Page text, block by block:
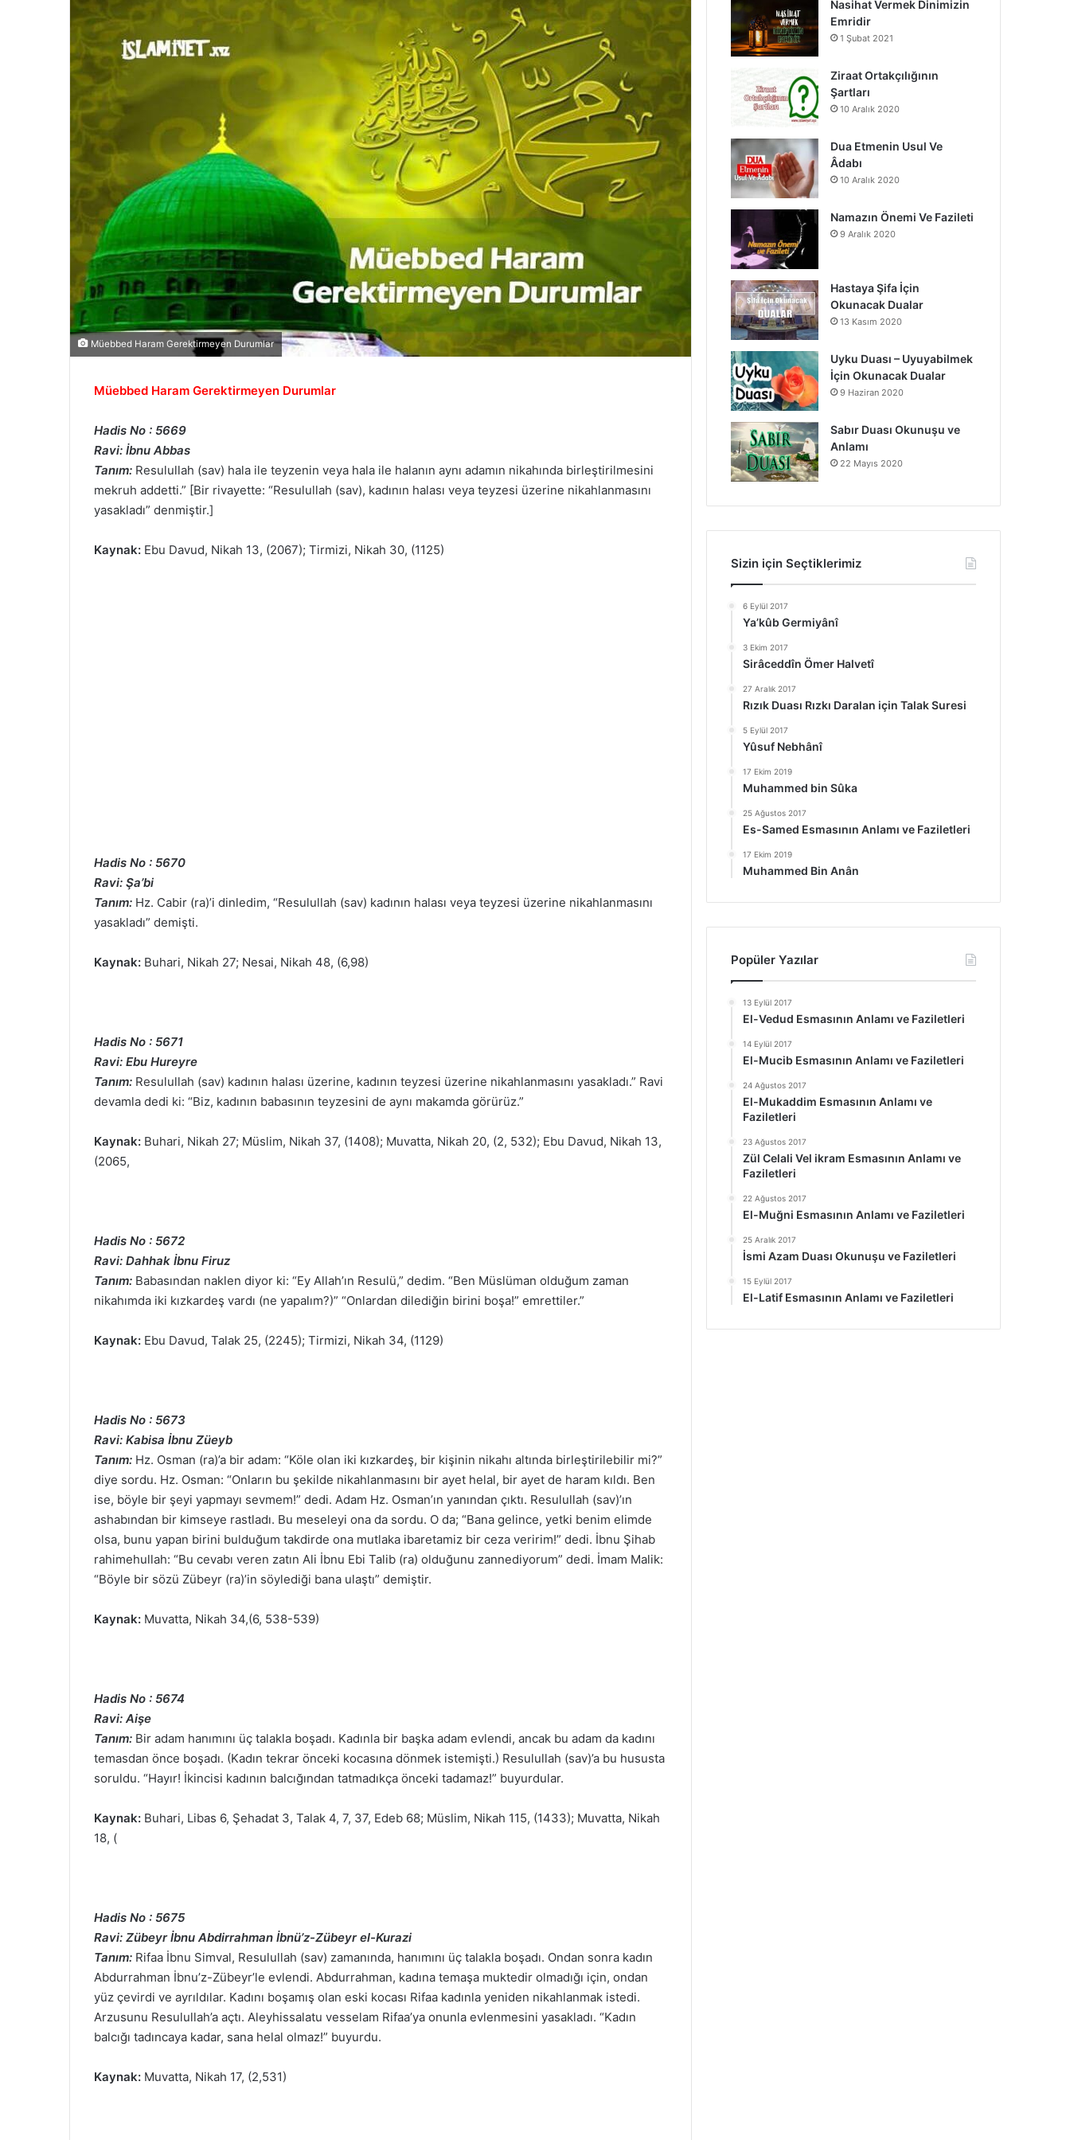
Müebbed Haram Gerektirmeyen Durumlar
Müebbed Haram Gerektirmeyen Durumlar
Hadis No : 5669
Ravi: İbnu Abbas
Tanım: Resulullah (sav) hala ile teyzenin veya hala ile halanın aynı adamın nikahında birleştirilmesini
mekruh addetti.” [Bir rivayette: “Resulullah (sav), kadının halası veya teyzesi üzerine nikahlanmasını
yasakladı” denmiştir.]
Kaynak: Ebu Davud, Nikah 13, (2067); Tirmizi, Nikah 30, (1125)
Hadis No : 5670
Ravi: Şa’bi
Tanım: Hz. Cabir (ra)’i dinledim, “Resulullah (sav) kadının halası veya teyzesi üzerine nikahlanmasını
yasakladı” demişti.
Kaynak: Buhari, Nikah 27; Nesai, Nikah 48, (6,98)
Hadis No : 5671
Ravi: Ebu Hureyre
Tanım: Resulullah (sav) kadının halası üzerine, kadının teyzesi üzerine nikahlanmasını yasakladı.” Ravi
devamla dedi ki: “Biz, kadının babasının teyzesini de aynı makamda görürüz.”
Kaynak: Buhari, Nikah 27; Müslim, Nikah 37, (1408); Muvatta, Nikah 20, (2, 532); Ebu Davud, Nikah 13,
(2065,
Hadis No : 5672
Ravi: Dahhak İbnu Firuz
Tanım: Babasından naklen diyor ki: “Ey Allah’ın Resulü,” dedim. “Ben Müslüman olduğum zaman
nikahımda iki kızkardeş vardı (ne yapalım?)” “Onlardan dilediğin birini boşa!” emrettiler.”
Kaynak: Ebu Davud, Talak 25, (2245); Tirmizi, Nikah 34, (1129)
Hadis No : 5673
Ravi: Kabisa İbnu Züeyb
Tanım: Hz. Osman (ra)’a bir adam: “Köle olan iki kızkardeş, bir kişinin nikahı altında birleştirilebilir mi?”
diye sordu. Hz. Osman: “Onların bu şekilde nikahlanmasını bir ayet helal, bir ayet de haram kıldı. Ben
ise, böyle bir şeyi yapmayı sevmem!” dedi. Adam Hz. Osman’ın yanından çıktı. Resulullah (sav)’ın
ashabından bir kimseye rastladı. Bu meseleyi ona da sordu. O da; “Bana gelince, yetki benim elimde
olsa, bunu yapan birini bulduğum takdirde ona mutlaka ibaretamiz bir ceza veririm!” dedi. İbnu Şihab
rahimehullah: “Bu cevabı veren zatın Ali İbnu Ebi Talib (ra) olduğunu zannediyorum” dedi. İmam Malik:
“Böyle bir sözü Zübeyr (ra)’in söylediği bana ulaştı” demiştir.
Kaynak: Muvatta, Nikah 34,(6, 538-539)
Hadis No : 5674
Ravi: Aişe
Tanım: Bir adam hanımını üç talakla boşadı. Kadınla bir başka adam evlendi, ancak bu adam da kadını
temasdan önce boşadı. (Kadın tekrar önceki kocasına dönmek istemişti.) Resulullah (sav)’a bu hususta
soruldu. “Hayır! İkincisi kadının balcığından tatmadıkça önceki tadamaz!” buyurdular.
Kaynak: Buhari, Libas 6, Şehadat 3, Talak 4, 7, 37, Edeb 68; Müslim, Nikah 115, (1433); Muvatta, Nikah
18, (
Hadis No : 5675
Ravi: Zübeyr İbnu Abdirrahman İbnü’z-Zübeyr el-Kurazi
Tanım: Rifaa İbnu Simval, Resulullah (sav) zamanında, hanımını üç talakla boşadı. Ondan sonra kadın
Abdurrahman İbnu’z-Zübeyr’le evlendi. Abdurrahman, kadına temaşa muktedir olmadığı için, ondan
yüz çevirdi ve ayrıldılar. Kadını boşamış olan eski kocası Rifaa kadınla yeniden nikahlanmak istedi.
Arzusunu Resulullah’a açtı. Aleyhissalatu vesselam Rifaa’ya onunla evlenmesini yasakladı. “Kadın
balcığı tadıncaya kadar, sana helal olmaz!” buyurdu.
Kaynak: Muvatta, Nikah 17, (2,531)
o
o
k
b
g
a
Nasihat Vermek Dinimizin
Emridir
1 Şubat 2021
Ziraat Ortakçılığının
Şartları
10 Aralık 2020
Dua Etmenin Usul Ve
Âdabı
10 Aralık 2020
Namazın Önemi Ve Fazileti
9 Aralık 2020
Hastaya Şifa İçin
Okunacak Dualar
13 Kasım 2020
Uyku Duası – Uyuyabilmek
İçin Okunacak Dualar
9 Haziran 2020
Sabır Duası Okunuşu ve
Anlamı
22 Mayıs 2020
Sizin için Seçtiklerimiz
6 Eylül 2017
Ya’kûb Germiyânî
3 Ekim 2017
Sirâceddîn Ömer Halvetî
27 Aralık 2017
Rızık Duası Rızkı Daralan için Talak Suresi
5 Eylül 2017
Yûsuf Nebhânî
17 Ekim 2019
Muhammed bin Sûka
25 Ağustos 2017
Es-Samed Esmasının Anlamı ve Faziletleri
17 Ekim 2019
Muhammed Bin Anân
Popüler Yazılar
13 Eylül 2017
El-Vedud Esmasının Anlamı ve Faziletleri
14 Eylül 2017
El-Mucib Esmasının Anlamı ve Faziletleri
24 Ağustos 2017
El-Mukaddim Esmasının Anlamı ve
Faziletleri
23 Ağustos 2017
Zül Celali Vel ikram Esmasının Anlamı ve
Faziletleri
22 Ağustos 2017
El-Muğni Esmasının Anlamı ve Faziletleri
25 Aralık 2017
İsmi Azam Duası Okunuşu ve Faziletleri
15 Eylül 2017
El-Latif Esmasının Anlamı ve Faziletleri